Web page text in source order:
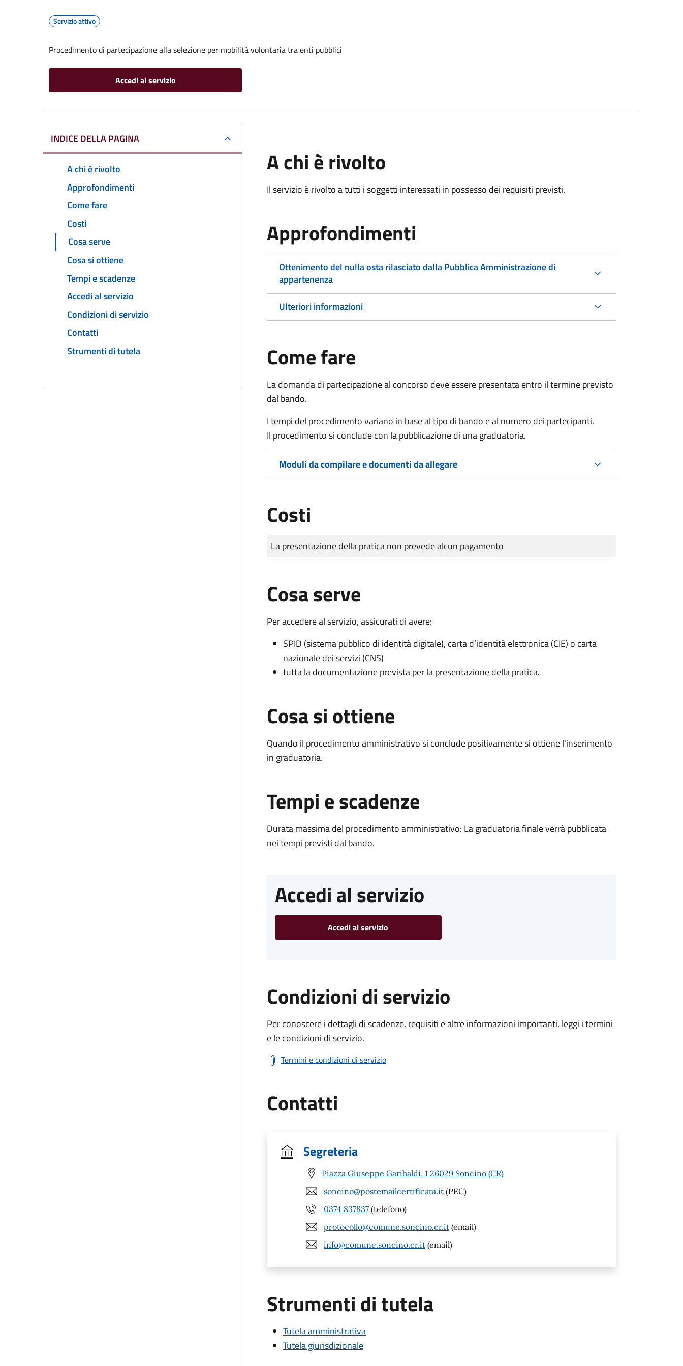
Servizio attivo
Procedimento di partecipazione alla selezione per mobilità volontaria tra enti pubblici
Accedi al servizio
INDICE DELLA PAGINA
A chi è rivolto
Approfondimenti
Come fare
Costi
Cosa serve
Cosa si ottiene
Tempi e scadenze
Accedi al servizio
Condizioni di servizio
Contatti
Strumenti di tutela
A chi è rivolto
Il servizio è rivolto a tutti i soggetti interessati in possesso dei requisiti previsti.
Approfondimenti
Ottenimento del nulla osta rilasciato dalla Pubblica Amministrazione di
appartenenza
Ulteriori informazioni
Come fare
La domanda di partecipazione al concorso deve essere presentata entro il termine previsto
dal bando.
I tempi del procedimento variano in base al tipo di bando e al numero dei partecipanti.
Il procedimento si conclude con la pubblicazione di una graduatoria.
Moduli da compilare e documenti da allegare
Costi
Tipo di pagamento
Importo
La presentazione della pratica non prevede alcun pagamento
Cosa serve
Per accedere al servizio, assicurati di avere:
SPID (sistema pubblico di identità digitale), carta d’identità elettronica (CIE) o carta
nazionale dei servizi (CNS)
tutta la documentazione prevista per la presentazione della pratica.
Cosa si ottiene
Quando il procedimento amministrativo si conclude positivamente si ottiene l'inserimento
in graduatoria.
Tempi e scadenze
Durata massima del procedimento amministrativo: La graduatoria finale verrà pubblicata
nei tempi previsti dal bando.
Accedi al servizio
Accedi al servizio
Condizioni di servizio
Per conoscere i dettagli di scadenze, requisiti e altre informazioni importanti, leggi i termini
e le condizioni di servizio.
Termini e condizioni di servizio
Contatti
Segreteria
Piazza Giuseppe Garibaldi, 1 26029 Soncino (CR)
soncino@postemailcertificata.it (PEC)
0374 837837 (telefono)
protocollo@comune.soncino.cr.it (email)
info@comune.soncino.cr.it (email)
Strumenti di tutela
Tutela amministrativa
Tutela giurisdizionale